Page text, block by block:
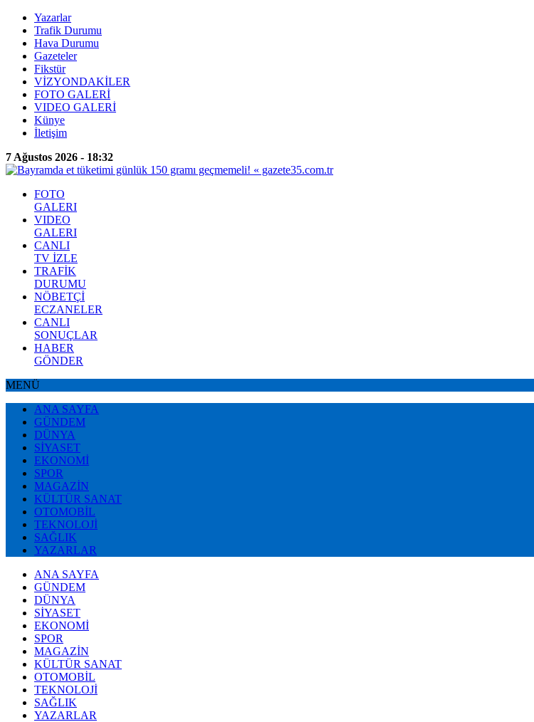
Yazarlar
Trafik Durumu
Hava Durumu
Gazeteler
Fikstür
VİZYONDAKİLER
FOTO GALERİ
VIDEO GALERİ
Künye
İletişim
7 Ağustos 2026 - 18:32
FOTO
GALERI
VIDEO
GALERI
CANLI
TV İZLE
TRAFİK
DURUMU
NÖBETÇİ
ECZANELER
CANLI
SONUÇLAR
HABER
GÖNDER
MENÜ
ANA SAYFA
GÜNDEM
DÜNYA
SİYASET
EKONOMİ
SPOR
MAGAZİN
KÜLTÜR SANAT
OTOMOBİL
TEKNOLOJİ
SAĞLIK
YAZARLAR
ANA SAYFA
GÜNDEM
DÜNYA
SİYASET
EKONOMİ
SPOR
MAGAZİN
KÜLTÜR SANAT
OTOMOBİL
TEKNOLOJİ
SAĞLIK
YAZARLAR